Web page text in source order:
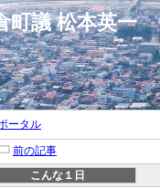
町議 松本英一
ータル
前の記事
こんな１日